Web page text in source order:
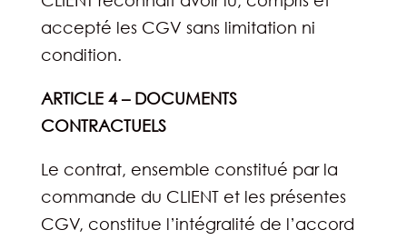
accepté les CGV sans limitation ni
condition.
ARTICLE 4 – DOCUMENTS
CONTRACTUELS
Le contrat, ensemble constitué par la
commande du CLIENT et les présentes
CGV, constitue l’intégralité de l’accord